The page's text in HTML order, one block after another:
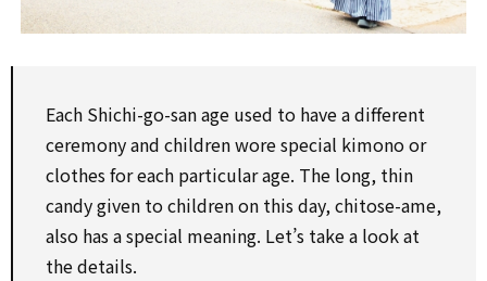
Each Shichi-go-san age used to have adifferent
ceremony and children wore special kimono or
clothes foreach particularage. The long, thin
candygiven tochildrenon this day, chitose-ame,
also has a special meaning. Let’s takea look at
the details.